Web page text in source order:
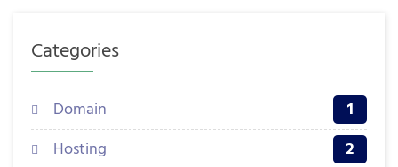
Categories
Domain
1
Hosting
2